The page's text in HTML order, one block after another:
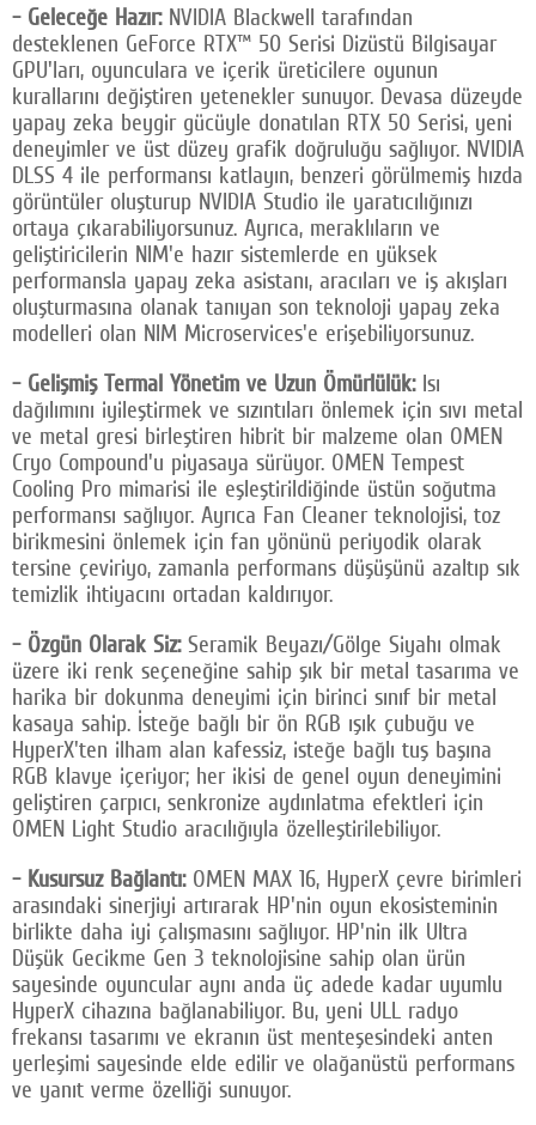
- Geleceğe Hazır:NVIDIA Blackwell tarafından
desteklenen GeForce RTX™ 50 Serisi Dizüstü Bilgisayar
GPU'ları, oyunculara ve içerik üreticilere oyunun
kurallarını değiştiren yetenekler sunuyor. Devasa düzeyde
yapay zeka beygir gücüyle donatılan RTX 50 Serisi, yeni
deneyimler ve üst düzey grafik doğruluğu sağlıyor. NVIDIA
DLSS 4 ile performansı katlayın, benzeri görülmemiş hızda
görüntüler oluşturup NVIDIA Studio ile yaratıcılığınızı
ortaya çıkarabiliyorsunuz. Ayrıca, meraklıların ve
geliştiricilerin NIM'e hazır sistemlerde en yüksek
performansla yapay zeka asistanı, aracıları ve iş akışları
oluşturmasına olanak tanıyan son teknoloji yapay zeka
modelleri olan NIM Microservices'e erişebiliyorsunuz.
- Gelişmiş Termal Yönetim ve Uzun Ömürlülük:Isı
dağılımını iyileştirmek ve sızıntıları önlemek için sıvı metal
ve metal gresi birleştiren hibrit bir malzeme olan OMEN
Cryo Compound'u piyasaya sürüyor. OMEN Tempest
Cooling Pro mimarisi ile eşleştirildiğinde üstün soğutma
performansı sağlıyor. Ayrıca Fan Cleaner teknolojisi, toz
birikmesini önlemek için fan yönünü periyodik olarak
tersine çeviriyo, zamanla performans düşüşünü azaltıp sık
temizlik ihtiyacını ortadan kaldırıyor.
- Özgün Olarak Siz:Seramik Beyazı/Gölge Siyahı olmak
üzere iki renk seçeneğine sahip şık bir metal tasarıma ve
harika bir dokunma deneyimi için birinci sınıf bir metal
kasaya sahip. İsteğe bağlı bir ön RGB ışık çubuğu ve
HyperX'ten ilham alan kafessiz, isteğe bağlı tuş başına
RGB klavye içeriyor; her ikisi de genel oyun deneyimini
geliştiren çarpıcı, senkronize aydınlatma efektleri için
OMEN Light Studio aracılığıyla özelleştirilebiliyor.
- Kusursuz Bağlantı:OMEN MAX 16, HyperX çevre birimleri
arasındaki sinerjiyi artırarak HP'nin oyun ekosisteminin
birlikte daha iyi çalışmasını sağlıyor. HP'nin ilk Ultra
Düşük Gecikme Gen 3 teknolojisine sahip olan ürün
sayesinde oyuncular aynı anda üç adede kadar uyumlu
HyperX cihazına bağlanabiliyor. Bu, yeni ULL radyo
frekansı tasarımı ve ekranın üst menteşesindeki anten
yerleşimi sayesinde elde edilir ve olağanüstü performans
ve yanıt verme özelliği sunuyor.